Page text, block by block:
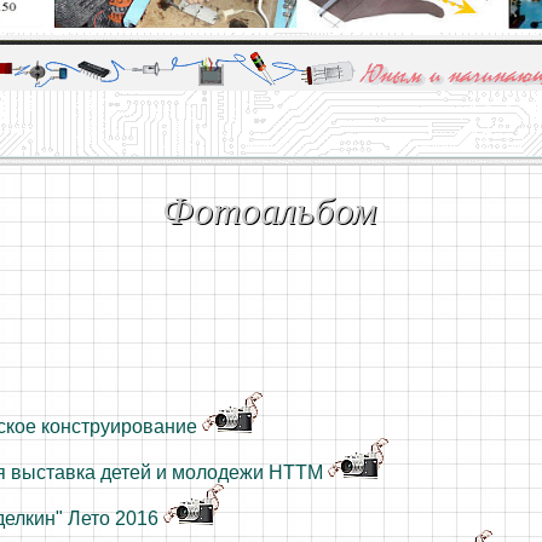
для юных и начинающих радиолюбителей - Popular science
и опыт профессионалов - Basics of electricity,
Фотоальбом
конструирование
выставка детей и молодежи НТТМ
Лето 2016